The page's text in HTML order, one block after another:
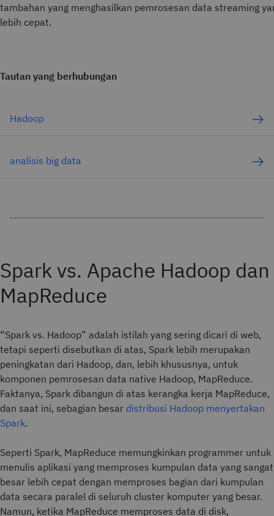
tambahan yang menghasilkan pemrosesan data streaming
lebih cepat.
Tautan yang berhubungan
Hadoop
analisis big data
“Spark vs. Hadoop” adalah istilah yang sering dicari di web,
tetapi seperti disebutkan di atas, Spark lebih merupakan
peningkatan dari Hadoop, dan, lebih khususnya, untuk
komponen pemrosesan data native Hadoop, MapReduce.
Faktanya, Spark dibangun di atas kerangka kerja MapReduce,
dan saat ini, sebagian besar distribusi Hadoop menyertakan
Spark.
Seperti Spark, MapReduce memungkinkan programmer untuk
menulis aplikasi yang memproses kumpulan data yang sangat
besar lebih cepat dengan memproses bagian dari kumpulan
data secara paralel di seluruh cluster komputer yang besar.
Namun, ketika MapReduce memproses data di disk,